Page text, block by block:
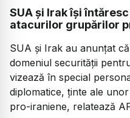
SUA și Irak își
atacurilor grupărilor
SUA și Irak au anunțat
domeniul securității
vizează în special
diplomatice, ținte ale
pro-iraniene, relatează